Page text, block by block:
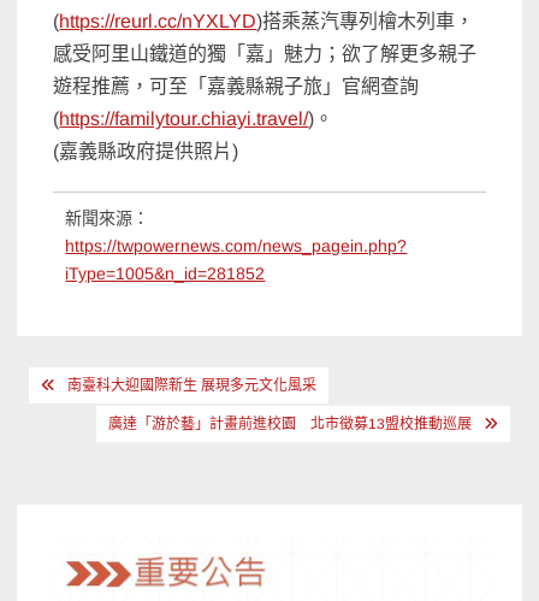
(https://reurl.cc/nYXLYD)搭乘蒸汽專列檜木列車，
感受阿里山鐵道的獨「嘉」魅力；欲了解更多親子
遊程推薦，可至「嘉義縣親子旅」官網查詢
(https://familytour.chiayi.travel/)。
(嘉義縣政府提供照片)
新聞來源：
https://twpowernews.com/news_pagein.php?
iType=1005&n_id=281852
文 南臺科大迎國際新生 展現多元文化風采
廣達「游於藝」計畫前進校園 北市徵募13盟校推動巡展